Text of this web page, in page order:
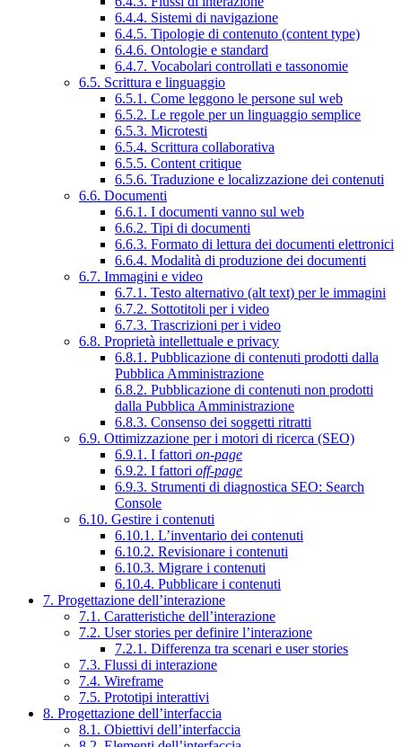
6.4.4. Sistemi di navigazione
6.4.5. Tipologie di contenuto (content type)
6.4.6. Ontologie e standard
6.4.7. Vocabolari controllati e tassonomie
6.5. Scrittura e linguaggio
6.5.1. Come leggono le persone sul web
6.5.2. Le regole per un linguaggio semplice
6.5.3. Microtesti
6.5.4. Scrittura collaborativa
6.5.5. Content critique
6.5.6. Traduzione e localizzazione dei contenuti
6.6. Documenti
6.6.1. I documenti vanno sul web
6.6.2. Tipi di documenti
6.6.3. Formato di lettura dei documenti elettronici
6.6.4. Modalità di produzione dei documenti
6.7. Immagini e video
6.7.1. Testo alternativo (alt text) per le immagini
6.7.2. Sottotitoli per i video
6.7.3. Trascrizioni per i video
6.8. Proprietà intellettuale e privacy
6.8.1. Pubblicazione di contenuti prodotti dalla
Pubblica Amministrazione
6.8.2. Pubblicazione di contenuti non prodotti
dalla Pubblica Amministrazione
6.8.3. Consenso dei soggetti ritratti
6.9. Ottimizzazione per i motori di ricerca (SEO)
6.9.1. I fattori on-page
6.9.2. I fattori off-page
6.9.3. Strumenti di diagnostica SEO: Search
Console
6.10. Gestire i contenuti
6.10.1. L’inventario dei contenuti
6.10.2. Revisionare i contenuti
6.10.3. Migrare i contenuti
6.10.4. Pubblicare i contenuti
7. Progettazione dell’interazione
7.1. Caratteristiche dell’interazione
7.2. User stories per definire l’interazione
7.2.1. Differenza tra scenari e user stories
7.3. Flussi di interazione
7.4. Wireframe
7.5. Prototipi interattivi
8. Progettazione dell’interfaccia
8.1. Obiettivi dell’interfaccia